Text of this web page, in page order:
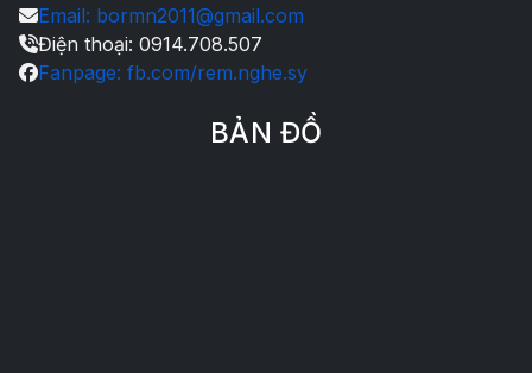
Email: bormn2011@gmail.com
Điện thoại: 0914.708.507
Fanpage: fb.com/rem.nghe.sy
BẢN ĐỒ